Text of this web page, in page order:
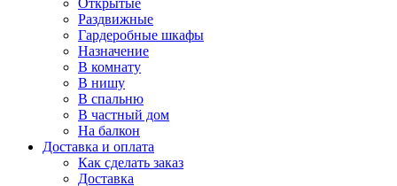
Открытые
Раздвижные
Гардеробные шкафы
Назначение
В комнату
В нишу
В спальню
В частный дом
На балкон
Доставка и оплата
Как сделать заказ
Доставка